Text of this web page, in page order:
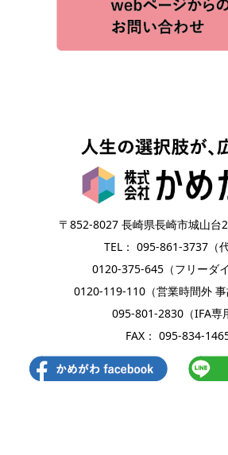
〒852-8027 長崎県長崎市城山台
TEL： 095-861-3737（代
0120-375-645（フリーダイ
0120-119-110（営業時間外 事
095-801-2830（IFA専
FAX： 095-834-